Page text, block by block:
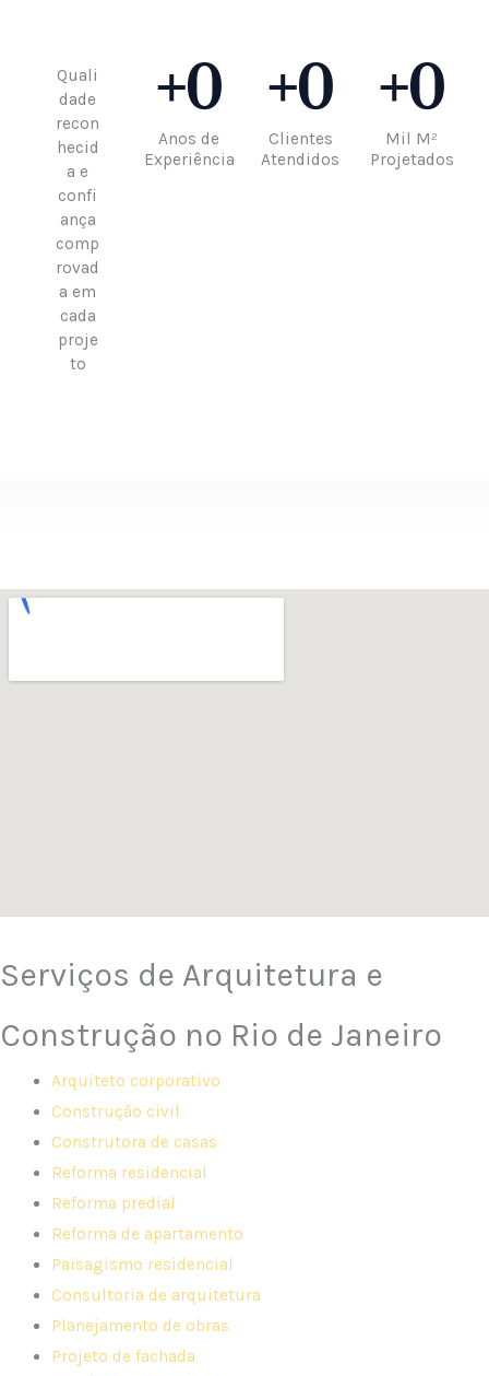
Quali
dade
recon
hecid
a e
confi
ança
comp
rovad
a em
cada
proje
to
+0
Anos de
Experiência
+0
Clientes
Atendidos
+0
Mil M²
Projetados
Serviços de Arquitetura e
Construção no Rio de Janeiro
Arquiteto corporativo
Construção civil
Construtora de casas
Reforma residencial
Reforma predial
Reforma de apartamento
Paisagismo residencial
Consultoria de arquitetura
Planejamento de obras
Projeto de fachada